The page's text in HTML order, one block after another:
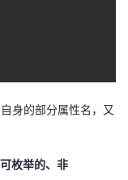
身的部分属性名，又
枚举的、非